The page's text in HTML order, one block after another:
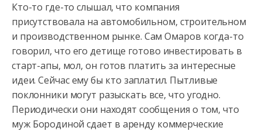
Кто-то где-то слышал, что компания
присутствовала на автомобильном, строительном
и производственном рынке. Сам Омаров когда-то
говорил, что его детище готово инвестировать в
старт-апы, мол, он готов платить за интересные
идеи. Сейчас ему бы кто заплатил. Пытливые
поклонники могут разыскать все, что угодно.
Периодически они находят сообщения о том, что
муж Бородиной сдает в аренду коммерческие